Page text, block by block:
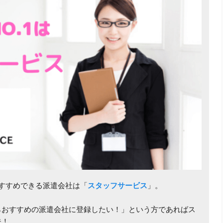
すめできる派遣会社は「スタッフサービス 」。
すすめの派遣会社に登録したい！」という方であればス